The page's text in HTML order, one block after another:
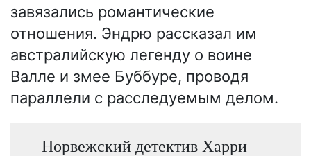
завязались романтические
отношения. Эндрю рассказал им
австралийскую легенду о воине
Валле и змее Буббуре, проводя
параллели с расследуемым делом.
Норвежский детектив Харри